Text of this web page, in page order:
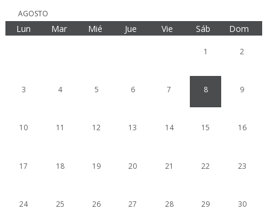
AGOSTO
Lun Mar Mié Jue Vie Sáb Dom
1 2
3 4 5 6 7 8 9
10 11 12 13 14 15 16
17 18 19 20 21 22 23
24 25 26 27 28 29 30